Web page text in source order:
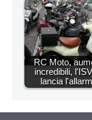
RC Moto,
incredibili,
lancia